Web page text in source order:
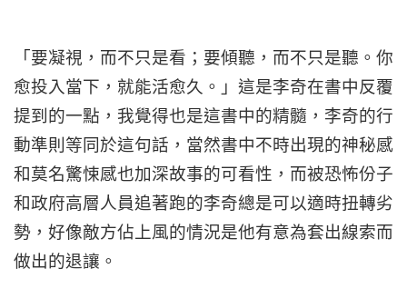
「要凝視，而不只是看；要傾聽，而不只是聽。你
愈投入當下，就能活愈久。」這是李奇在書中反覆
提到的一點，我覺得也是這書中的精髓，李奇的行
動準則等同於這句話，當然書中不時出現的神秘感
和莫名驚悚感也加深故事的可看性，而被恐怖份子
和政府高層人員追著跑的李奇總是可以適時扭轉劣
勢，好像敵方佔上風的情況是他有意為套出線索而
做出的退讓。